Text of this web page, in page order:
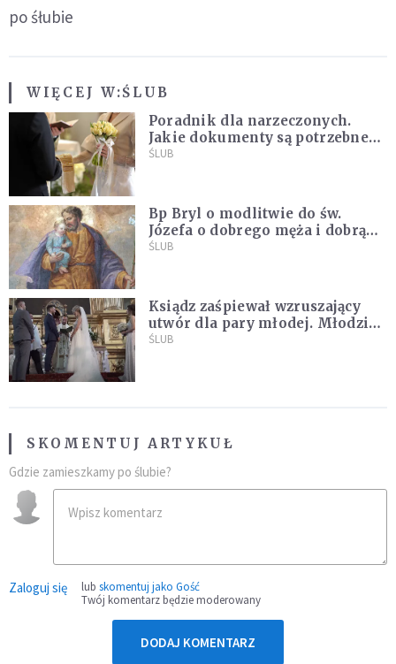
po śłubie
WIĘCEJ W:ŚLUB
Poradnik dla narzeczonych.
Jakie dokumenty są potrzebne
do ślubu konkordatowego?
ŚLUB
Bp Bryl o modlitwie do św.
Józefa o dobrego męża i dobrą
żonę: Nie bójmy się wołać do
ŚLUB
Ksiądz zaśpiewał wzruszający
utwór dla pary młodej. Młodzi
nie kryli wzruszenia [MUZYKA]
ŚLUB
SKOMENTUJ ARTYKUŁ
Gdzie zamieszkamy po ślubie?
Zaloguj się lub skomentuj jako Gość
Twój komentarz będzie moderowany
DODAJ KOMENTARZ